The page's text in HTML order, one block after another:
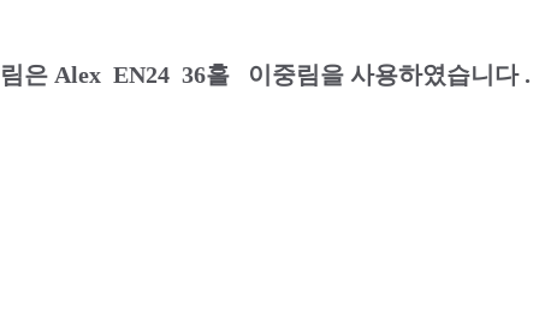
림은 Alex EN24 36홀 이중림을 사용하였습니다 .